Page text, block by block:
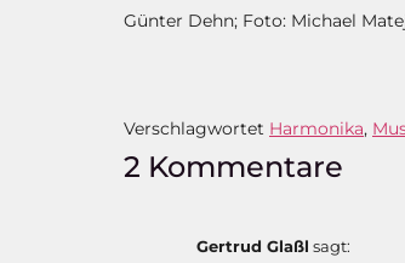
Günter Dehn; Foto: Michael
Verschlagwortet Harmonika,
2 Kommentare
Gertrud Glaßl sagt: